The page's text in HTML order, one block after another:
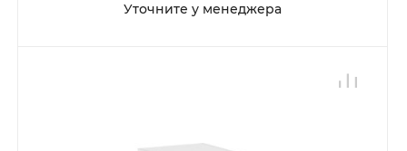
Уточните у менеджера